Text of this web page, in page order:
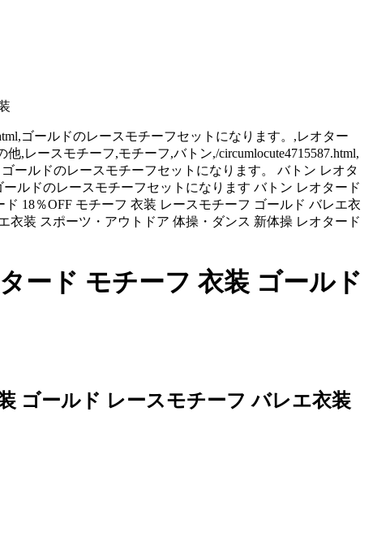
ゴールドのレースモチーフセットになります。,レオター
,レースモチーフ,モチーフ,バトン,/circumlocute4715587.html,
ールドのレースモチーフセットになります。 バトン レオタ
ルドのレースモチーフセットになります バトン レオタード
18％OFF モチーフ 衣装 レースモチーフ ゴールド バレエ衣
装 スポーツ・アウトドア 体操・ダンス 新体操 レオタード
ード モチーフ 衣装 ゴールド
ゴールド レースモチーフ バレエ衣装